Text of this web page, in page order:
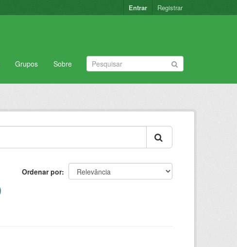
Entrar Registrar
Grupos Sobre
Ordenar por